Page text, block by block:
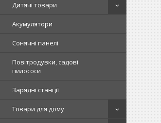
Дитячі товари
Акумулятори
Сонячні панелі
Повітродувки, садові
пилососи
Зарядні станції
Товари для дому